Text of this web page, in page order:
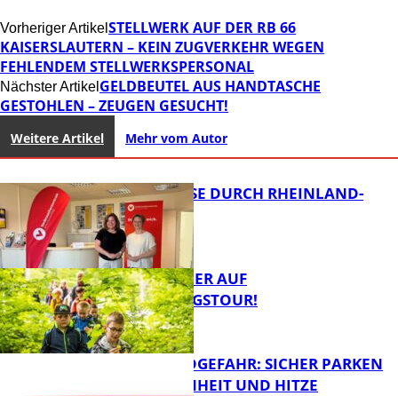
Vorheriger Artikel STELLWERK AUF DER RB 66
KAISERSLAUTERN – KEIN ZUGVERKEHR WEGEN
FEHLENDEM STELLWERKSPERSONAL
Nächster Artikel GELDBEUTEL AUS HANDTASCHE
GESTOHLEN – ZEUGEN GESUCHT!
Weitere Artikel Mehr vom Autor
Panorama
SOMMERREISE DURCH RHEINLAND-
PFALZ
MIT DEM JÄGER AUF
ENTDECKUNGSTOUR!
WALDBRANDGEFAHR: SICHER PARKEN
BEI TROCKENHEIT UND HITZE